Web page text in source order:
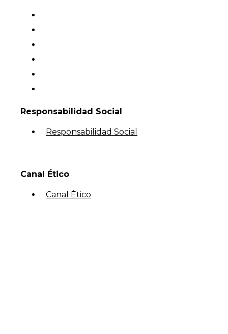
Responsabilidad Social
Responsabilidad Social
Canal Ético
Canal Ético